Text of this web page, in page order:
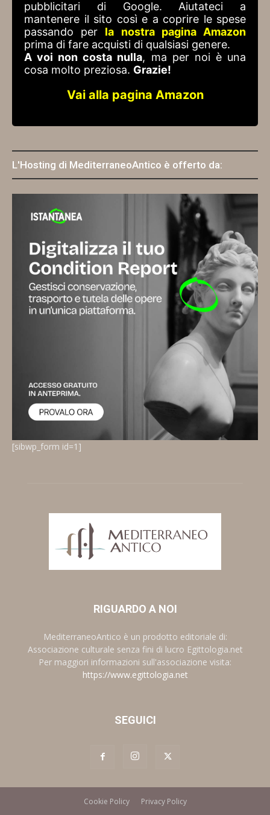
pubblicitari di Google. Aiutateci a
mantenere il sito così e a coprire le spese
passando per la nostra pagina Amazon
prima di fare acquisti di qualsiasi genere.
A voi non costa nulla, ma per noi è una
cosa molto preziosa. Grazie!
Vai alla pagina Amazon
L'Hosting di MediterraneoAntico è offerto da:
[sibwp_form id=1]
RIGUARDO A NOI
MediterraneoAntico è un prodotto editoriale di:
Associazione culturale senza fini di lucro Egittologia.net
Per maggiori informazioni sull'associazione visita:
https://www.egittologia.net
SEGUICI
Cookie Policy Privacy Policy